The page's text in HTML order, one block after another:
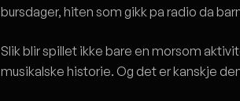
bursdager, hiten som gikk pa radio da
Slik blir spillet ikke bare en morsom
musikalske historie. Og det er kanskje